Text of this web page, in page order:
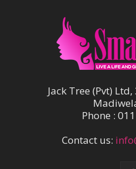
Jack Tree (Pvt)
Phone :
Contact us: